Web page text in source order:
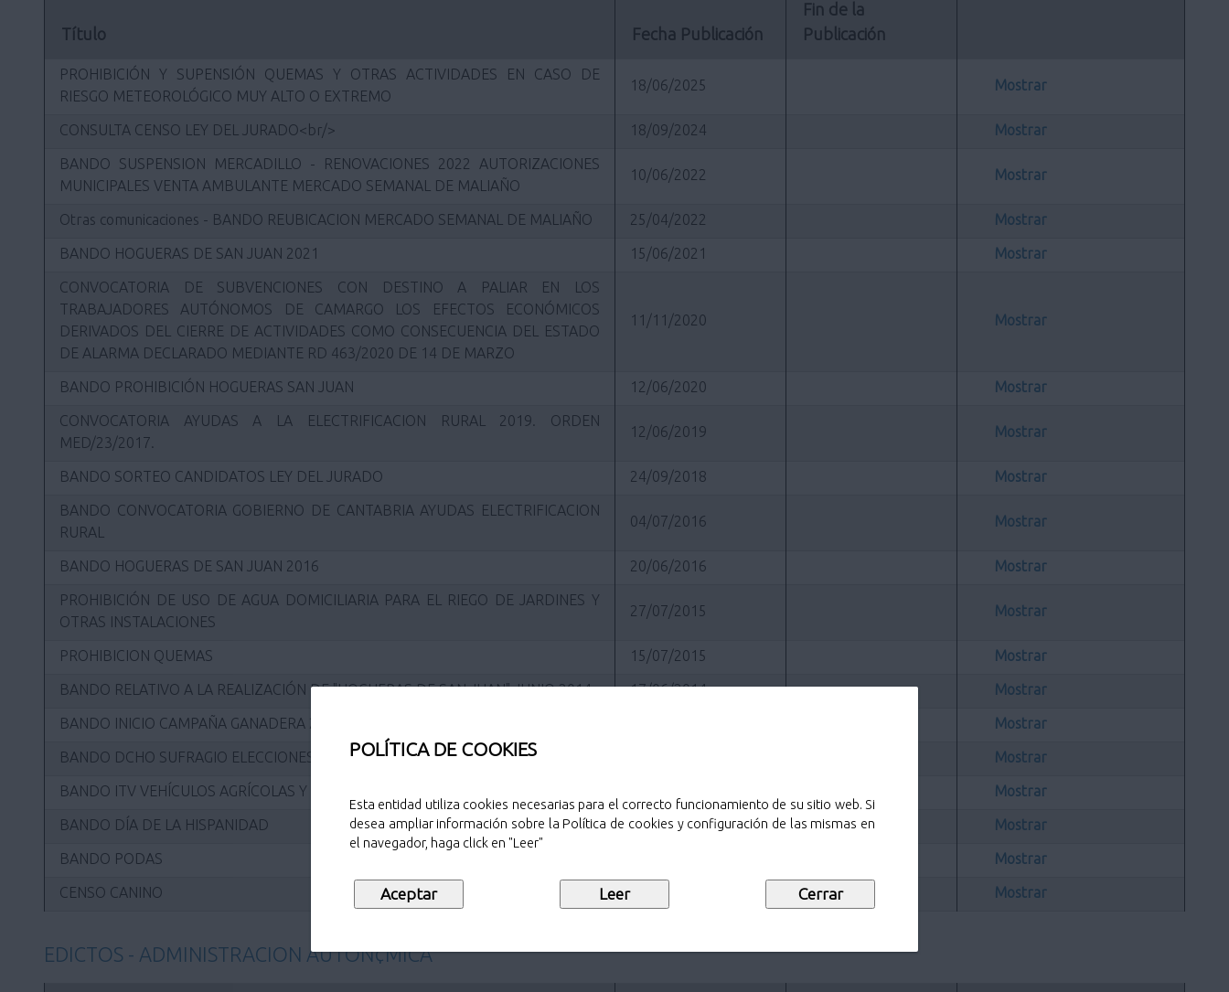
POLÍTICA DE COOKIES
Esta entidad utiliza cookies necesarias para el correcto funcionamiento de su sitio web. Si
desea ampliar información sobre la Política de cookies y configuración de las mismas en
el navegador, haga click en "Leer"
Título Fecha Publicación
Fin de la
Publicación
PROHIBICIÓN Y SUPENSIÓN QUEMAS Y OTRAS ACTIVIDADES EN CASO DE
RIESGO METEOROLÓGICO MUY ALTO O EXTREMO
18/06/2025 Mostrar
CONSULTA CENSO LEY DEL JURADO<br/> 18/09/2024 Mostrar
BANDO SUSPENSION MERCADILLO - RENOVACIONES 2022 AUTORIZACIONES
MUNICIPALES VENTA AMBULANTE MERCADO SEMANAL DE MALIAÑO
10/06/2022 Mostrar
Otras comunicaciones - BANDO REUBICACION MERCADO SEMANAL DE MALIAÑO 25/04/2022 Mostrar
BANDO HOGUERAS DE SAN JUAN 2021 15/06/2021 Mostrar
CONVOCATORIA DE SUBVENCIONES CON DESTINO A PALIAR EN LOS
TRABAJADORES AUTÓNOMOS DE CAMARGO LOS EFECTOS ECONÓMICOS
DERIVADOS DEL CIERRE DE ACTIVIDADES COMO CONSECUENCIA DEL ESTADO
DE ALARMA DECLARADO MEDIANTE RD 463/2020 DE 14 DE MARZO
11/11/2020 Mostrar
BANDO PROHIBICIÓN HOGUERAS SAN JUAN 12/06/2020 Mostrar
CONVOCATORIA AYUDAS A LA ELECTRIFICACION RURAL 2019. ORDEN
MED/23/2017.
12/06/2019 Mostrar
BANDO SORTEO CANDIDATOS LEY DEL JURADO 24/09/2018 Mostrar
BANDO CONVOCATORIA GOBIERNO DE CANTABRIA AYUDAS ELECTRIFICACION
RURAL
04/07/2016 Mostrar
BANDO HOGUERAS DE SAN JUAN 2016 20/06/2016 Mostrar
PROHIBICIÓN DE USO DE AGUA DOMICILIARIA PARA EL RIEGO DE JARDINES Y
OTRAS INSTALACIONES
27/07/2015 Mostrar
PROHIBICION QUEMAS 15/07/2015 Mostrar
BANDO RELATIVO A LA REALIZACIÓN DE "HOGUERAS DE SAN JUAN" JUNIO 2014 17/06/2014 Mostrar
BANDO INICIO CAMPAÑA GANADERA 2011 Mostrar
BANDO DCHO SUFRAGIO ELECCIONES MUNICIPALES Mostrar
BANDO ITV VEHÍCULOS AGRÍCOLAS Y CICLOMOTORES A DOS RUEDAS Mostrar
BANDO DÍA DE LA HISPANIDAD 22/09/2010 Mostrar
BANDO PODAS Mostrar
CENSO CANINO 01/09/2010 Mostrar
EDICTOS - ADMINISTRACION AUTON¢MICA